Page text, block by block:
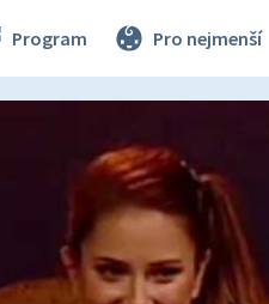
Program Pro nejmenší